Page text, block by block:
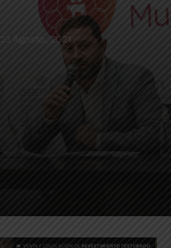
23 Agosto, 2021